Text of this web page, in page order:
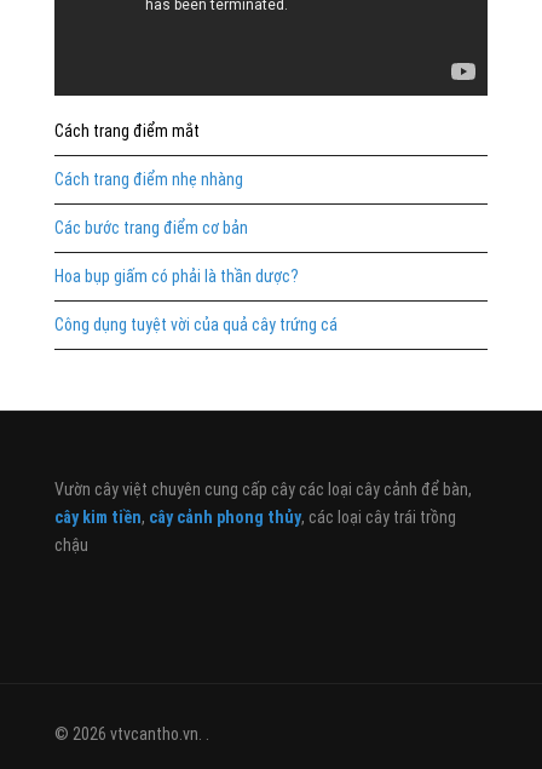
Cách trang điểm mắt
Cách trang điểm nhẹ nhàng
Các bước trang điểm cơ bản
Hoa bụp giấm có phải là thần dược?
Công dụng tuyệt vời của quả cây trứng cá
Vườn cây việt chuyên cung cấp cây các loại cây cảnh để bàn,
cây kim tiền, cây cảnh phong thủy, các loại cây trái trồng
chậu
© 2026 vtvcantho.vn. .